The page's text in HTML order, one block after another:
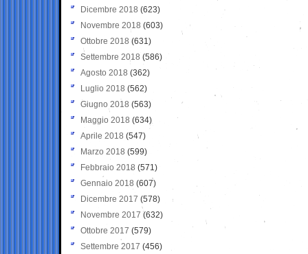
Dicembre 2018 (623)
Novembre 2018 (603)
Ottobre 2018 (631)
Settembre 2018 (586)
Agosto 2018 (362)
Luglio 2018 (562)
Giugno 2018 (563)
Maggio 2018 (634)
Aprile 2018 (547)
Marzo 2018 (599)
Febbraio 2018 (571)
Gennaio 2018 (607)
Dicembre 2017 (578)
Novembre 2017 (632)
Ottobre 2017 (579)
Settembre 2017 (456)